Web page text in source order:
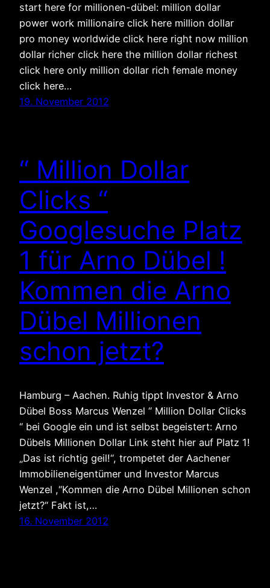
start here for millionen-dübel: million dollar
power work millionaire click here million dollar
pro money worldwide click here right now million
dollar richer click here the million dollar richest
click here only million dollar rich female money
click here…
19. November 2012
“ Million Dollar
Clicks “
Googlesuche Platz
1 für Arno Dübel !
Kommen die Arno
Dübel Millionen
schon jetzt?
Hamburg – Aachen. Ruhig tippt Investor & Arno
Dübel Boss Marcus Wenzel “ Million Dollar Clicks
“ bei Google ein und ist selbst begeistert: Arno
Dübels Millionen Dollar Link steht hier auf Platz 1!
„Das ist richtig geil!“, trompetet der Aachener
Immobilieneigentümer und Investor Marcus
Wenzel ,“Kommen die Arno Dübel Millionen schon
jetzt?“ Fakt ist,…
16. November 2012